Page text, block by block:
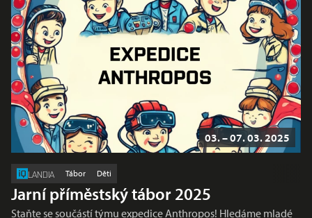
03. – 07. 03. 2025
LANDIA Tábor Děti
Jarní příměstský tábor 2025
Staňte se součástí týmu expedice Anthropos! Hledáme mladé